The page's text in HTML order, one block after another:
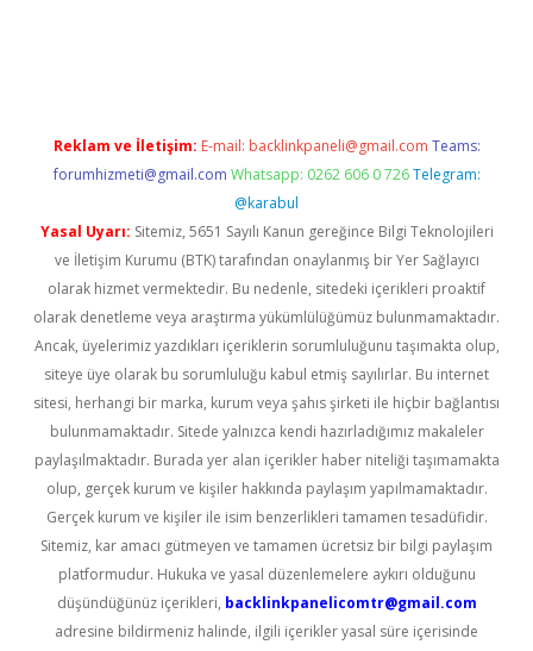
Reklam ve İletişim: E-mail: backlinkpaneli@gmail.com Teams:
forumhizmeti@gmail.com Whatsapp: 0262 606 0 726 Telegram:
@karabul
Yasal Uyarı: Sitemiz, 5651 Sayılı Kanun gereğince Bilgi Teknolojileri
ve İletişim Kurumu (BTK) tarafından onaylanmış bir Yer Sağlayıcı
olarak hizmet vermektedir. Bu nedenle, sitedeki içerikleri proaktif
olarak denetleme veya araştırma yükümlülüğümüz bulunmamaktadır.
Ancak, üyelerimiz yazdıkları içeriklerin sorumluluğunu taşımakta olup,
siteye üye olarak bu sorumluluğu kabul etmiş sayılırlar. Bu internet
sitesi, herhangi bir marka, kurum veya şahıs şirketi ile hiçbir bağlantısı
bulunmamaktadır. Sitede yalnızca kendi hazırladığımız makaleler
paylaşılmaktadır. Burada yer alan içerikler haber niteliği taşımamakta
olup, gerçek kurum ve kişiler hakkında paylaşım yapılmamaktadır.
Gerçek kurum ve kişiler ile isim benzerlikleri tamamen tesadüfidir.
Sitemiz, kar amacı gütmeyen ve tamamen ücretsiz bir bilgi paylaşım
platformudur. Hukuka ve yasal düzenlemelere aykırı olduğunu
düşündüğünüz içerikleri, backlinkpanelicomtr@gmail.com
adresine bildirmeniz halinde, ilgili içerikler yasal süre içerisinde